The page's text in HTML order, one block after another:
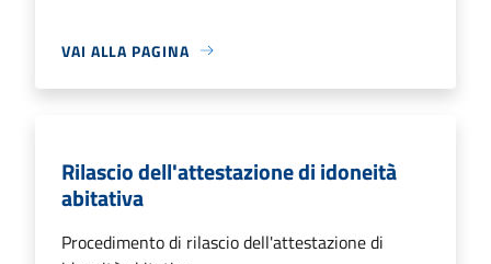
VAI ALLA PAGINA
Rilascio dell'attestazione di idoneità
abitativa
Procedimento di rilascio dell'attestazione di